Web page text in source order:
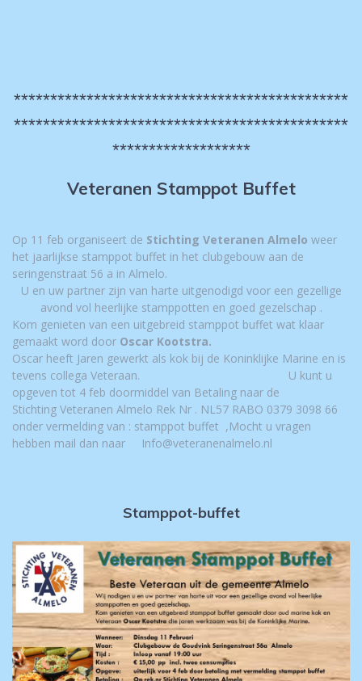
**********************************************
**********************************************
*******************
Veteranen Stamppot Buffet
Op 11 feb organiseert de Stichting Veteranen Almelo weer
het jaarlijkse stamppot buffet in het clubgebouw aan de
seringenstraat 56 a in Almelo.
U en uw partner zijn van harte uitgenodigd voor een gezellige
avond vol heerlijke stamppotten en goed gezelschap .
Kom genieten van een uitgebreid stamppot buffet wat klaar
gemaakt word door Oscar Kootstra.
Oscar heeft Jaren gewerkt als kok bij de Koninklijke Marine en is
tevens collega Veteraan. U kunt u
opgeven tot 4 feb doormiddel van Betaling naar de
Stichting Veteranen Almelo Rek Nr . NL57 RABO 0379 3098 66
onder vermelding van : stamppot buffet ,Mocht u vragen
hebben mail dan naar
Info@veteranenalmelo.nl
Stamppot-buffet